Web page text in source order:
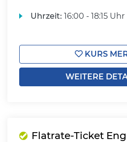
Uhrzeit: 16:00 - 18:15 Uhr
KURS
WEITERE
Flatrate-Ticket